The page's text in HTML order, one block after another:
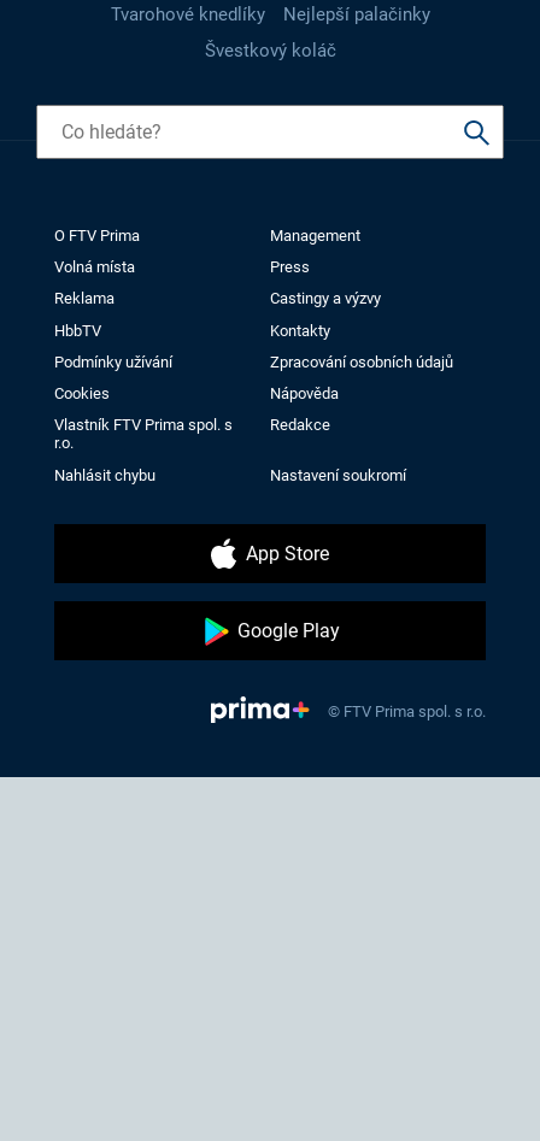
Tvarohové knedlíky
Nejlepší palačinky
Švestkový koláč
O FTV Prima
Management
Volná místa
Press
Reklama
Castingy a výzvy
HbbTV
Kontakty
Podmínky užívání
Zpracování osobních údajů
Cookies
Nápověda
Vlastník FTV Prima spol. s
r.o.
Redakce
Nahlásit chybu Nastavení soukromí
App Store
Google Play
© FTV Prima spol. s r.o.